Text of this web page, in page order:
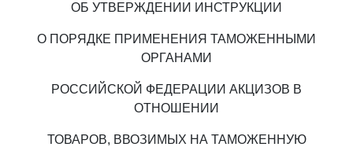
ОБ УТВЕРЖДЕНИИ ИНСТРУКЦИИ
О ПОРЯДКЕ ПРИМЕНЕНИЯ ТАМОЖЕННЫМИ
ОРГАНАМИ
РОССИЙСКОЙ ФЕДЕРАЦИИ АКЦИЗОВ В
ОТНОШЕНИИ
ТОВАРОВ, ВВОЗИМЫХ НА ТАМОЖЕННУЮ